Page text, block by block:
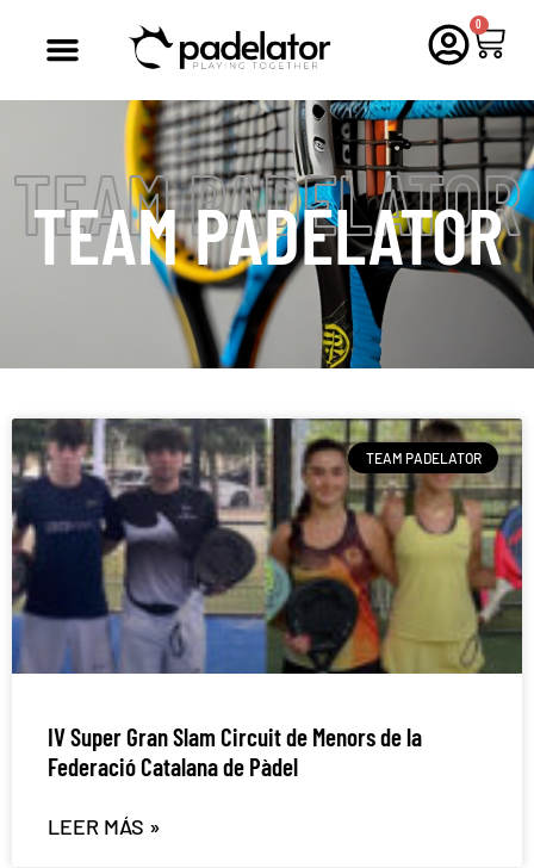
0
TEAM PADELATOR
TEAM PADELATOR
TEAM PADELATOR
IV Super Gran Slam Circuit de Menors de la
Federació Catalana de Pàdel
LEER MÁS »